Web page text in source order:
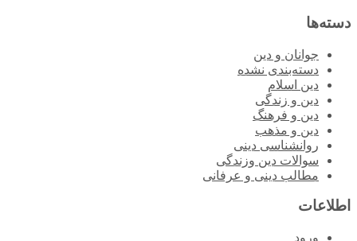
دسته‌ها
جوانان و دین
دسته‌بندی نشده
دین اسلام
دین و زندگی
دین و فرهنگ
دین و مذهب
روانشناسی دینی
سوالات دین وزندگی
مطالب دینی و عرفانی
اطلاعات
ورود